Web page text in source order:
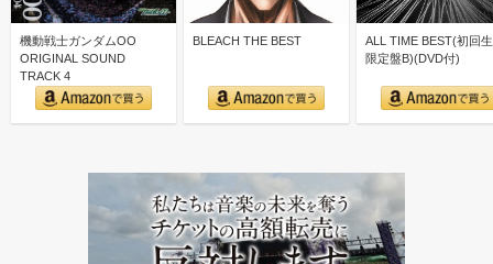
機動戦士ガンダムOO
ORIGINAL SOUND
TRACK 4
BLEACH THE BEST
ALL TIME BEST(初回
限定盤B)(DVD付)